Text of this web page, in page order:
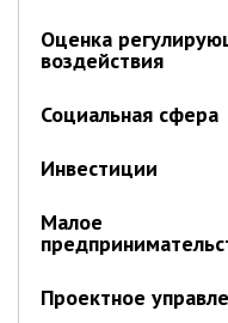
Отдел
граждан
Опека
Оценка
воздействия
Социальная сфера
Инвестиции
Малое
Проектное